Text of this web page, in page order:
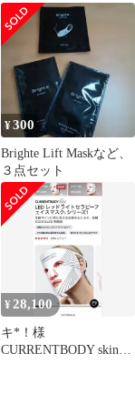
マスク シリーズ1
¥300
Brighte Lift Maskなど、
３点セット
¥ 28,100
キ*！様
CURRENTBODY skin